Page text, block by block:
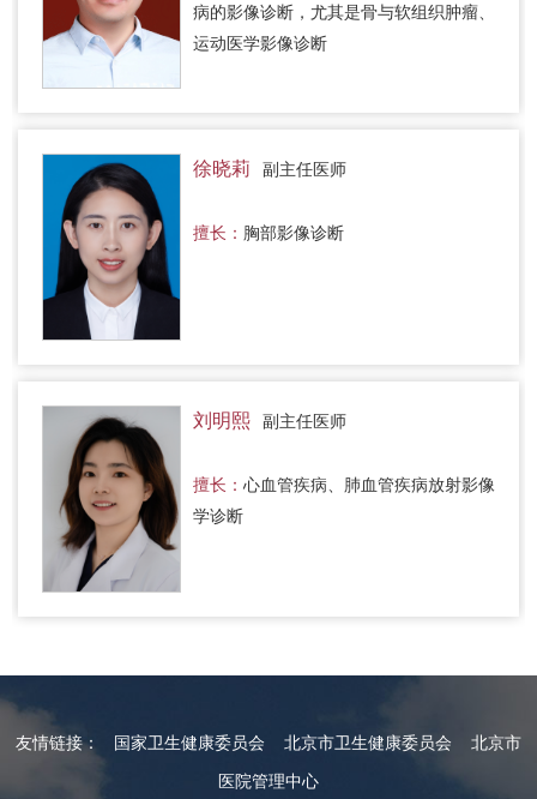
病的影像诊断，尤其是骨与软组织肿瘤、
运动医学影像诊断
徐晓莉 副主任医师
擅长： 胸部影像诊断
刘明熙 副主任医师
擅长： 心血管疾病、肺血管疾病放射影像
学诊断
友情链接： 国家卫生健康委员会 北京市卫生健康委员会
北京市
医院管理中心